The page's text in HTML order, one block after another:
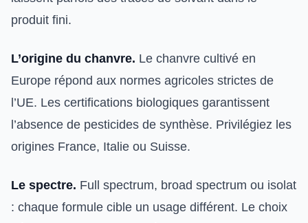
produit fini.
L’origine du chanvre. Le chanvre cultivé en
Europe répond aux normes agricoles strictes de
l’UE. Les certifications biologiques garantissent
l’absence de pesticides de synthèse. Privilégiez les
origines France, Italie ou Suisse.
Le spectre. Full spectrum, broad spectrum ou isolat
: chaque formule cible un usage différent. Le choix